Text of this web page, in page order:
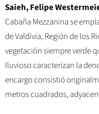
Saieh, Felipe
Cabaña Mezzanina se
de Valdivia, Región de los
vegetación siempre verde
lluvioso caracterizan la
encargo consistió
metros cuadrados,